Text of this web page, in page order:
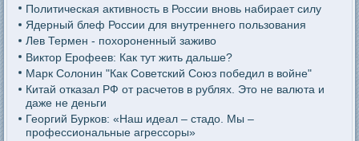
Политическая активность в России вновь набирает силу
Ядерный блеф России для внутреннего пользования
Лев Термен - похороненный заживо
Виктор Ерофеев: Как тут жить дальше?
Марк Солонин "Как Советский Союз победил в войне"
Китай отказал РФ от расчетов в рублях. Это не валюта и
даже не деньги
Георгий Бурков: «Наш идеал – стадо. Мы –
профессиональные агрессоры»